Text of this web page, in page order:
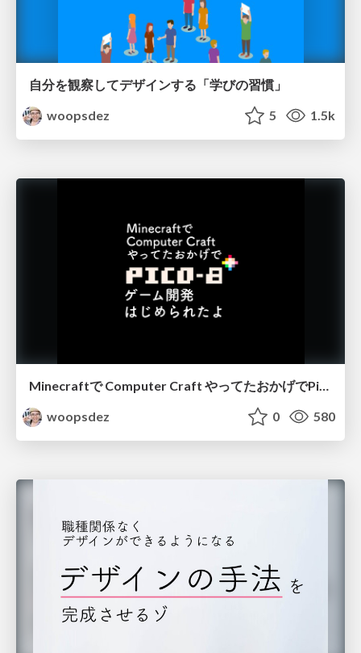
自分を観察してデザインする「学びの習慣」
woopsdez
5 1.5k
woopsdez
0 580